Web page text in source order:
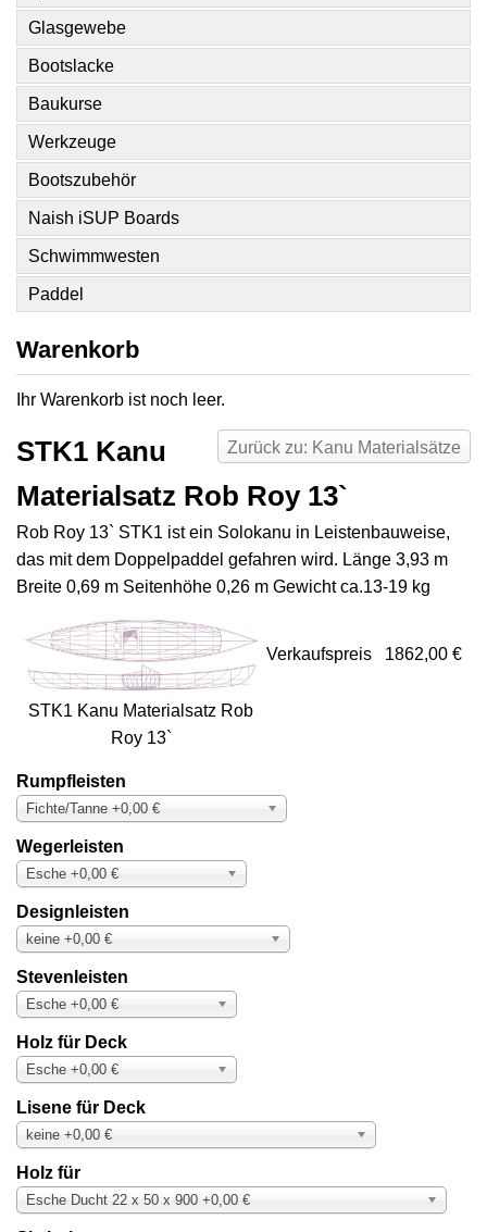
Glasgewebe
Bootslacke
Baukurse
Werkzeuge
Bootszubehör
Naish iSUP Boards
Schwimmwesten
Paddel
Warenkorb
Ihr Warenkorb ist noch leer.
Zurück zu: Kanu Materialsätze
STK1 Kanu
Materialsatz Rob Roy 13`
Rob Roy 13` STK1 ist ein Solokanu in Leistenbauweise,
das mit dem Doppelpaddel gefahren wird. Länge 3,93 m
Breite 0,69 m Seitenhöhe 0,26 m Gewicht ca.13-19 kg
STK1 Kanu Materialsatz Rob
Roy 13`
Verkaufspreis 1862,00 €
Rumpfleisten
Fichte/Tanne +0,00 €
Wegerleisten
Esche +0,00 €
Designleisten
keine +0,00 €
Stevenleisten
Esche +0,00 €
Holz für Deck
Esche +0,00 €
Lisene für Deck
keine +0,00 €
Holz für
Esche Ducht 22 x 50 x 900 +0,00 €